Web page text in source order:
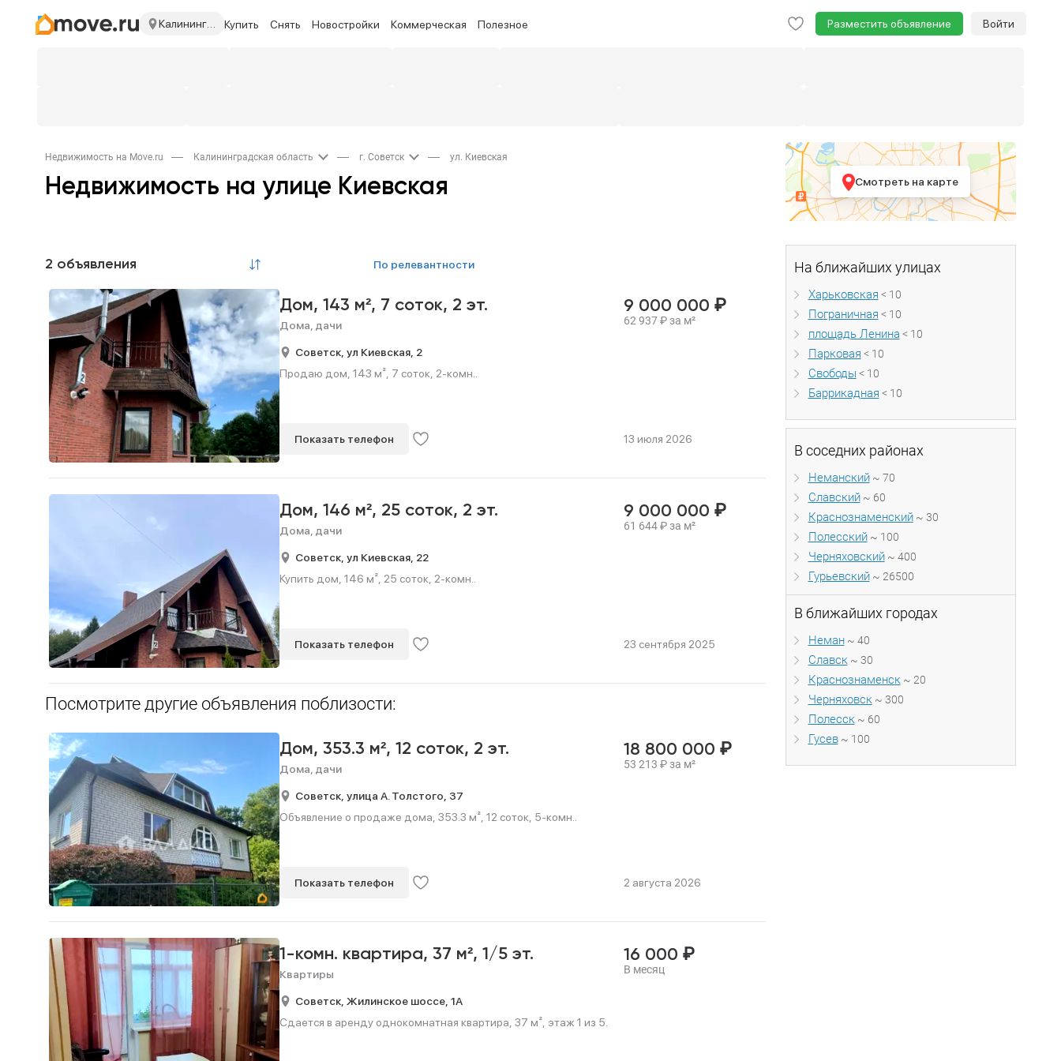
Калининградская область Купить Снять Новостройки Коммерческая Полезное Разместить объявление Войти
Смотреть на карте
На ближайших улицах
Харьковская < 10
Пограничная < 10
площадь Ленина < 10
Парковая < 10
Свободы < 10
Баррикадная < 10
В соседних районах
Неманский~ 70
Славский~ 60
Краснознаменский~ 30
Полесский~ 100
Черняховский~ 400
Гурьевский~ 26500
В ближайших городах
Неман~ 40
Славск ~ 30
Краснознаменск ~ 20
Черняховск ~ 300
Полесск ~ 60
Гусев~ 100
Недвижимость на Move.ru Калининградская область г. Советск ул. Киевская
Недвижимость на улице Киевская
2 объявления по релевантности
Дом, 143 м², 7 соток, 2 эт.
Дома, дачи
9 000 000 ₽
62 937₽за м²
Советск, ул Киевская, 2
Продаю дом, 143 м², 7 соток, 2-комн..
Показать телефон 13 июля 2026
Дом, 146 м², 25 соток, 2 эт.
Дома, дачи
9 000 000 ₽
61 644₽за м²
Советск, ул Киевская, 22
Купить дом, 146 м², 25 соток, 2-комн..
Показать телефон 23 сентября 2025
Посмотрите другие объявления поблизости:
Дом, 353.3 м², 12 соток, 2 эт.
Дома, дачи
18 800 000 ₽
53 213 ₽за м²
Советск, улица А. Толстого, 37
Объявление о продаже дома, 353.3 м², 12 соток, 5-комн..
Показать телефон 2 августа 2026
1-комн. квартира, 37 м², 1/5 эт.
Квартиры
16 000 ₽
В месяц
Советск, Жилинское шоссе, 1А
Сдается в аренду однокомнатная квартира, 37 м², этаж 1 из 5.